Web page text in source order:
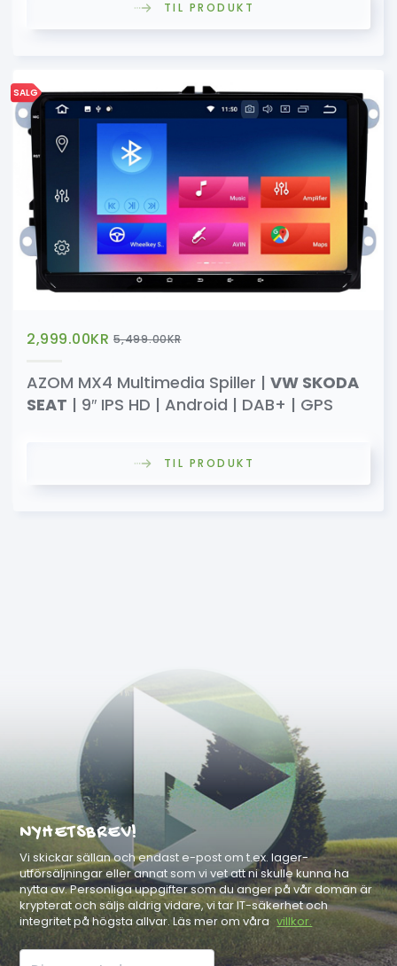
TIL PRODUKT
SALG
2,999.00KR 5,499.00KR
AZOM MX4 Multimedia Spiller | VW SKODA
SEAT | 9″ IPS HD | Android | DAB+ | GPS
TIL PRODUKT
NYHETSBREV!
Vi skickar sällan och endast e-post om t.ex. lager-
utförsäljningar eller annat som vi vet att ni skulle kunna ha
nytta av. Personliga uppgifter som du anger på vår domän är
krypterat och säljs aldrig vidare, vi tar IT-säkerhet och
integritet på högsta allvar. Läs mer om våra villkor.